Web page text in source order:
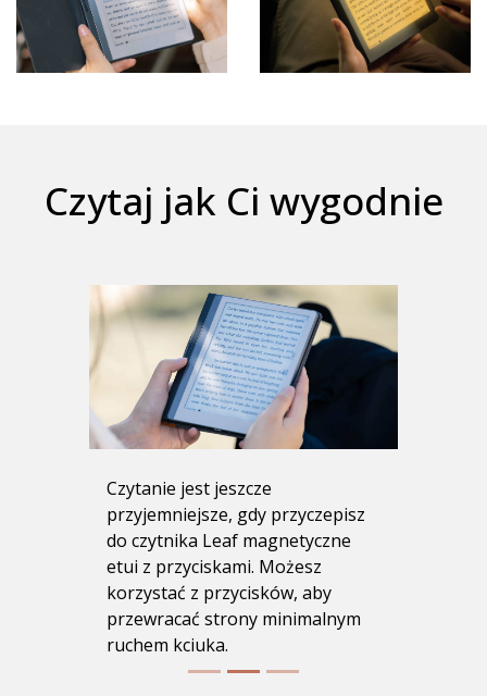
Czytaj jak Ci wygodnie
Czytanie jest jeszcze
przyjemniejsze, gdy przyczepisz
do czytnika Leaf magnetyczne
etui z przyciskami. Możesz
korzystać z przycisków, aby
przewracać strony minimalnym
ruchem kciuka.